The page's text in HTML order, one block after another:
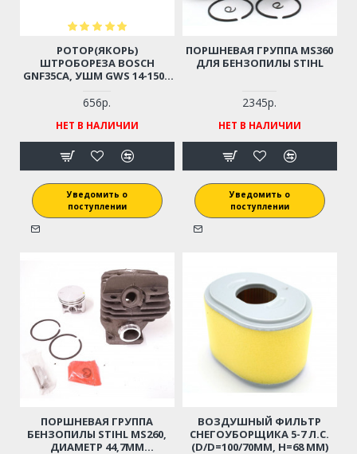
РОТОР(ЯКОРЬ)
ШТРОБОРЕЗА BOSCH
GNF35CA, УШМ GWS 14-150C
656р.
НЕТ В НАЛИЧИИ
Уведомить о
поступлении
ПОРШНЕВАЯ ГРУППА MS360
ДЛЯ БЕНЗОПИЛЫ STIHL
2345р.
НЕТ В НАЛИЧИИ
Уведомить о
поступлении
ПОРШНЕВАЯ ГРУППА
БЕНЗОПИЛЫ STIHL MS260,
ДИАМЕТР 44,7ММ
ВОЗДУШНЫЙ ФИЛЬТР
СНЕГОУБОРЩИКА 5-7 Л.С.
(D/D=100/70ММ, Н=68 ММ)